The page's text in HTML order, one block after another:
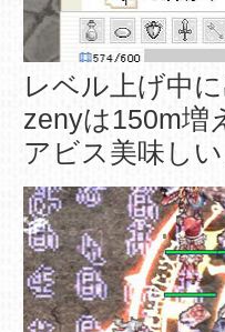
レベル上げ中
zenyは150m増
アビス美味しい